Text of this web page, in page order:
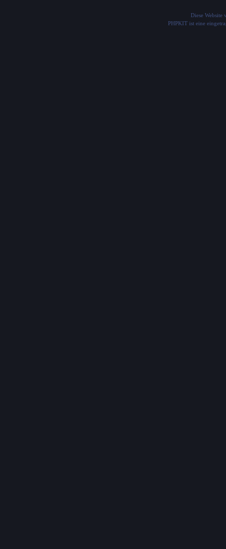
Diese Website
PHPKIT ist eine